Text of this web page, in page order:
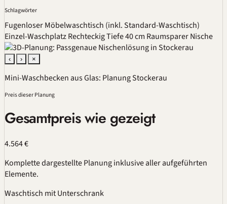
Schlagwörter
Fugenloser Möbelwaschtisch (inkl. Standard-Waschtisch)
Einzel-WaschplatzRechteckigTiefe 40 cm RaumsparerNische
‹ › ×
Mini-Waschbecken aus Glas: Planung Stockerau
Preis dieser Planung
Gesamtpreis wie gezeigt
4.564 €
Komplette dargestellte Planung inklusive aller aufgeführten
Elemente.
Waschtisch mit Unterschrank